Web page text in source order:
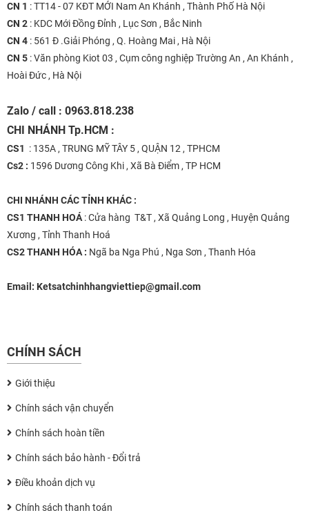
CN 1 : TT14 - 07 KĐT MỚI Nam An Khánh , Thành Phố Hà Nội
CN 2 : KDC Mới Đồng Đỉnh , Lục Sơn , Bắc Ninh
CN 4 : 561 Đ .Giải Phóng , Q. Hoàng Mai , Hà Nội
CN 5 : Văn phòng Kiot 03 , Cụm công nghiệp Trường An , An Khánh ,
Hoài Đức , Hà Nội
Zalo / call : 0963.818.238
CHI NHÁNH Tp.HCM :
CS1 : 135A , TRUNG MỸ TÂY 5 , QUẬN 12 , TPHCM
Cs2 : 1596 Dương Công Khi , Xã Bà Điểm , TP HCM
CHI NHÁNH CÁC TỈNH KHÁC :
CS1 THANH HOÁ : Cửa hàng T&T , Xã Quảng Long , Huyện Quảng
Xương , Tỉnh Thanh Hoá
CS2 THANH HÓA : Ngã ba Nga Phú , Nga Sơn , Thanh Hóa
Email: Ketsatchinhhangviettiep@gmail.com
CHÍNH SÁCH
Giới thiệu
Chính sách vận chuyển
Chính sách hoàn tiền
Chính sách bảo hành - Đổi trả
Điều khoản dịch vụ
Chính sách thanh toán